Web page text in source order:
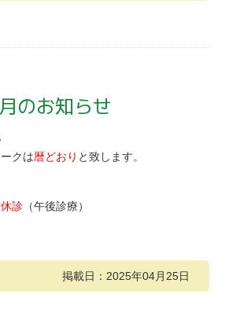
のお知らせ
クは暦どおり と致します。
診（午後診療）
掲載日：2025年04月25日